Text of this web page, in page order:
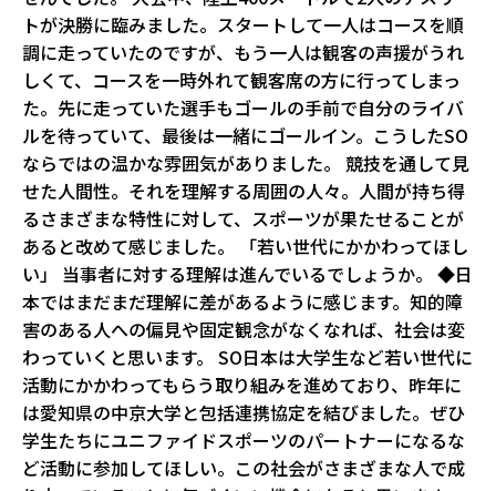
トが決勝に臨みました。スタートして一人はコースを順
調に走っていたのですが、もう一人は観客の声援がうれ
しくて、コースを一時外れて観客席の方に行ってしまっ
た。先に走っていた選手もゴールの手前で自分のライバ
ルを待っていて、最後は一緒にゴールイン。こうしたSO
ならではの温かな雰囲気がありました。 競技を通して見
せた人間性。それを理解する周囲の人々。人間が持ち得
るさまざまな特性に対して、スポーツが果たせることが
あると改めて感じました。 「若い世代にかかわってほし
い」 ――当事者に対する理解は進んでいるでしょうか。 ◆日
本ではまだまだ理解に差があるように感じます。知的障
害のある人への偏見や固定観念がなくなれば、社会は変
わっていくと思います。 SO日本は大学生など若い世代に
活動にかかわってもらう取り組みを進めており、昨年に
は愛知県の中京大学と包括連携協定を結びました。ぜひ
学生たちにユニファイドスポーツのパートナーになるな
ど活動に参加してほしい。この社会がさまざまな人で成